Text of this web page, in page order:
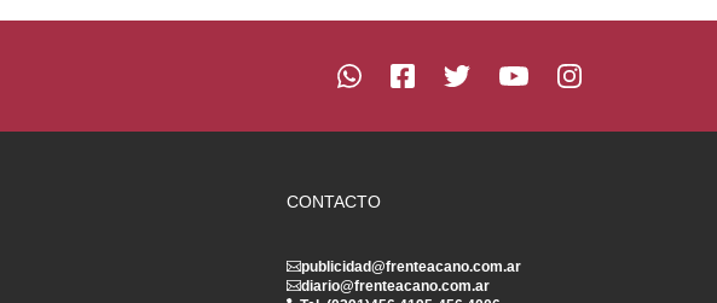
CONTACTO
publicidad@frenteacano.com.ar
diario@frenteacano.com.ar